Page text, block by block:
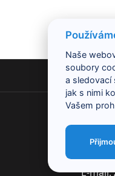
748
Mobil:
E-mail:
Naše
soubory
a sledovací
jak s nimi
Vašem